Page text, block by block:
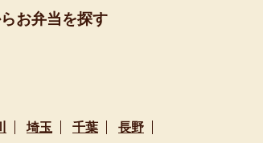
お弁当を探す
埼玉 千葉 長野